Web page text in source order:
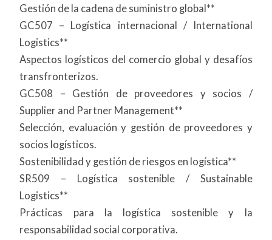
Gestión de la cadena de suministro global**
GC507 – Logística internacional / International
Logistics**
Aspectos logísticos del comercio global y desafíos
transfronterizos.
GC508 – Gestión de proveedores y socios /
Supplier and Partner Management**
Selección, evaluación y gestión de proveedores y
socios logísticos.
Sostenibilidad y gestión de riesgos en logística**
SR509 – Logística sostenible / Sustainable
Logistics**
Prácticas para la logística sostenible y la
responsabilidad social corporativa.